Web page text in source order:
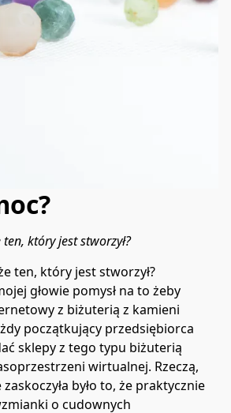
który jest stworzył?
ten, który jest stworzył?
głowie pomysł na to żeby
z biżuterią z kamieni
początkujący przedsiębiorca
sklepy z tego typu biżuterią
wirtualnej. Rzeczą,
było to, że praktycznie
o cudownych